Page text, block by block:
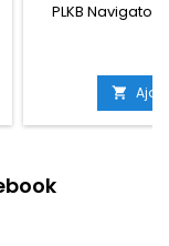
PLKB Navigator
